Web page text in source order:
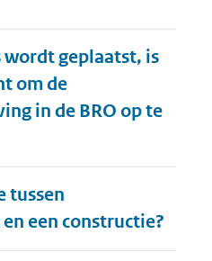
wordt geplaatst, is
om de
in de BRO op te
tussen
een constructie?